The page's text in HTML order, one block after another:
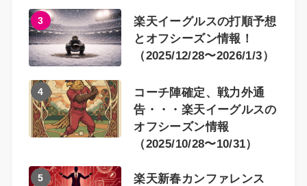
3
楽天イーグルスの打順予想
とオフシーズン情報！
（2025/12/28〜2026/1/3）
4
コーチ陣確定、戦力外通
告・・・楽天イーグルスの
オフシーズン情報
（2025/10/28〜10/31）
5
楽天新春カンファレンス